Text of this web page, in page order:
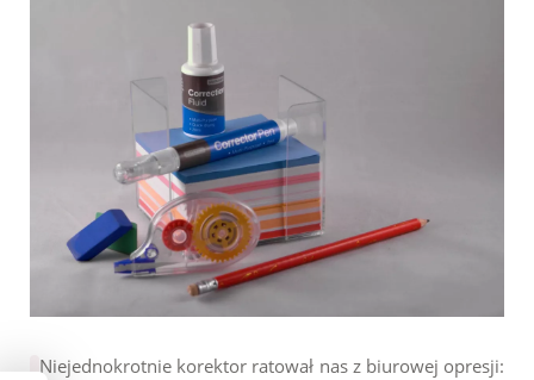
Niejednokrotnie korektor ratował nas z biurowej opresji: